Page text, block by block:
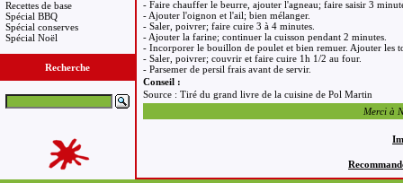
Recettes de base
Spécial BBQ
Spécial conserves
Spécial Noël
Recherche
- Faire chauffer le beurre, ajouter l'agneau; faire saisir 3
- Ajouter l'oignon et l'ail; bien mélanger.
- Saler, poivrer; faire cuire 3 à 4 minutes.
- Ajouter la farine; continuer la cuisson pendant 2 minutes.
- Incorporer le bouillon de poulet et bien remuer. Ajouter les
- Saler, poivrer; couvrir et faire cuire 1h 1/2 au four.
- Parsemer de persil frais avant de servir.
Conseil :
Source : Tiré du grand livre de la cuisine de Pol Martin
Merci à